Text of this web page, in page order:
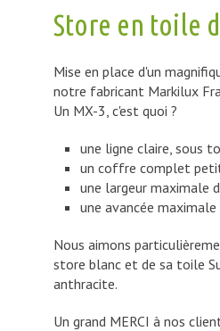
Store en toile
Mise en place d'un
notre fabricant Markilux
Un MX-3, c'est quoi ?
une ligne claire, sous
un coffre complet
une largeur maximale
une avancée
Nous aimons
store blanc et de sa toile
anthracite.
Un grand MERCI à nos